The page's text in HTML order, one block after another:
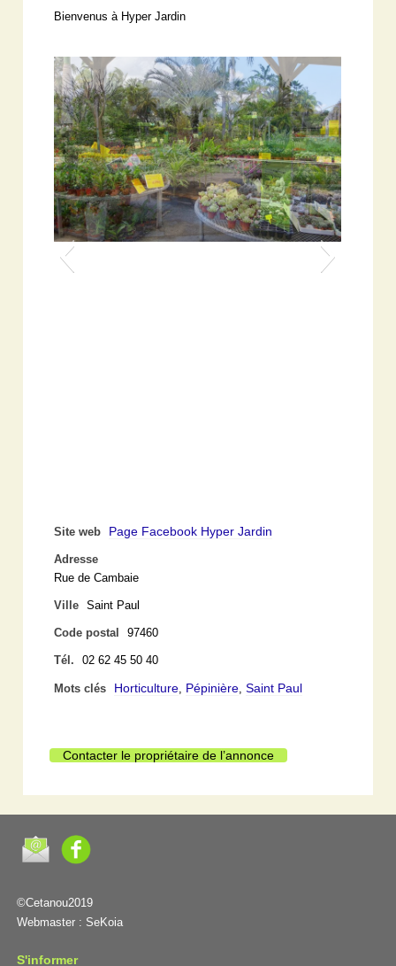
Bienvenus à Hyper Jardin
Site web Page Facebook Hyper Jardin
Adresse
Rue de Cambaie
Ville Saint Paul
Code postal 97460
Tél. 02 62 45 50 40
Mots clés Horticulture Pépinière ,Saint Paul
Contacter le propriétaire de l’annonce
©Cetanou2019
Webmaster : SeKoia
S'informer